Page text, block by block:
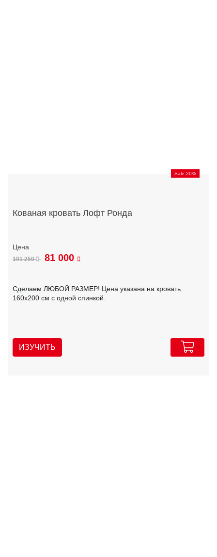
Sale 20%
Кованая кровать Лофт Ронда
101 250 81 000
Сделаем ЛЮБОЙ РАЗМЕР! Цена указана на кровать
160х200 см с одной спинкой.
ИЗУЧИТЬ